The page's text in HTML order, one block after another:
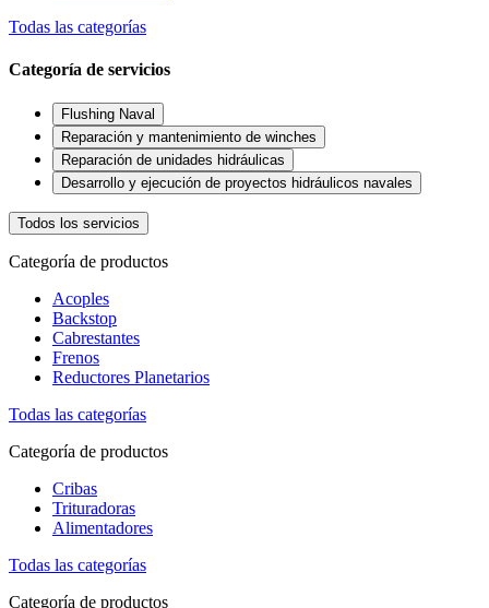
Todas las categorías
Categoría de servicios
Flushing Naval
Reparación y mantenimiento de winches
Reparación de unidades hidráulicas
Desarrollo y ejecución de proyectos hidráulicos navales
Todos los servicios
Categoría de productos
Acoples
Backstop
Cabrestantes
Frenos
Reductores Planetarios
Todas las categorías
Categoría de productos
Cribas
Trituradoras
Alimentadores
Todas las categorías
Categoría de productos